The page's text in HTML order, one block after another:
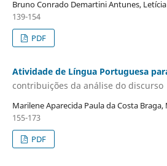
Bruno Conrado Demartini Antunes,
139-154
PDF
Atividade de Língua Portuguesa
contribuições da análise do discurso
Marilene Aparecida Paula da Costa
155-173
PDF